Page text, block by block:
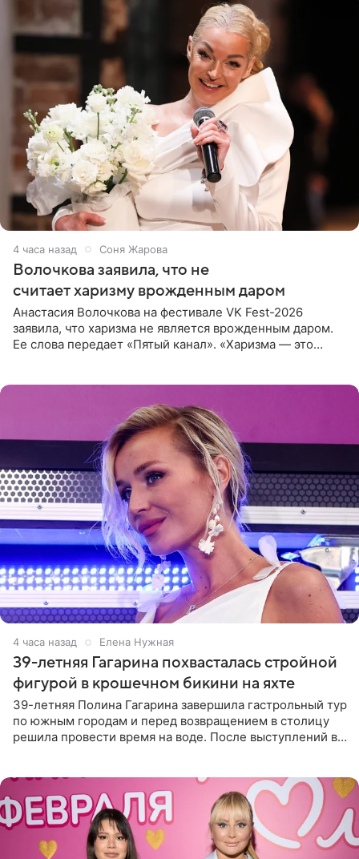
4 часа назад Соня Жарова
Волочкова заявила, что не
считает харизму врожденным даром
Анастасия Волочкова на фестивале VK Fest-2026
заявила, что харизма не является врожденным даром.
Ее слова передает «Пятый канал». «Харизма — это
4 часа назад Елена Нужная
39-летняя Гагарина похвасталась стройной
фигурой в крошечном бикини на яхте
39-летняя Полина Гагарина завершила гастрольный тур
по южным городам и перед возвращением в столицу
решила провести время на воде. После выступлений в